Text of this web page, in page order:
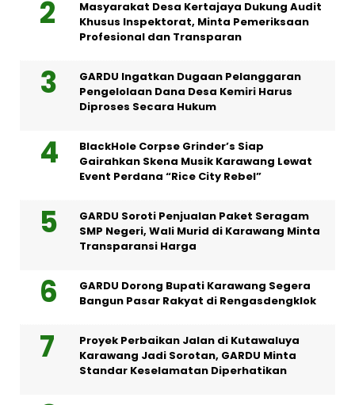
Masyarakat Desa Kertajaya Dukung Audit
Khusus Inspektorat, Minta Pemeriksaan
Profesional dan Transparan
GARDU Ingatkan Dugaan Pelanggaran
Pengelolaan Dana Desa Kemiri Harus
Diproses Secara Hukum
BlackHole Corpse Grinder’s Siap
Gairahkan Skena Musik Karawang Lewat
Event Perdana “Rice City Rebel”
GARDU Soroti Penjualan Paket Seragam
SMP Negeri, Wali Murid di Karawang Minta
Transparansi Harga
GARDU Dorong Bupati Karawang Segera
Bangun Pasar Rakyat di Rengasdengklok
Proyek Perbaikan Jalan di Kutawaluya
Karawang Jadi Sorotan, GARDU Minta
Standar Keselamatan Diperhatikan